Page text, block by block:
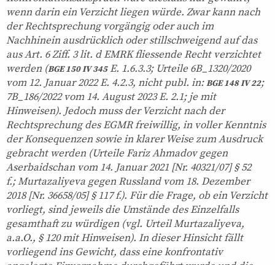
wenn darin ein Verzicht liegen würde. Zwar kann nach
der Rechtsprechung vorgängig oder auch im
Nachhinein ausdrücklich oder stillschweigend auf das
aus Art. 6 Ziff. 3 lit. d EMRK fliessende Recht verzichtet
werden (BGE 150 IV 345E. 1.6.3.3; Urteile 6B_1320/2020
vom 12. Januar 2022 E. 4.2.3, nicht publ. in:BGE 148 IV 22;
7B_186/2022 vom 14. August 2023 E. 2.1; je mit
Hinweisen). Jedoch muss der Verzicht nach der
Rechtsprechung des EGMR freiwillig, in voller Kenntnis
der Konsequenzen sowie in klarer Weise zum Ausdruck
gebracht werden (Urteile Fariz Ahmadov gegen
Aserbaidschan vom 14. Januar 2021 [Nr. 40321/07] § 52
f.; Murtazaliyeva gegen Russland vom 18. Dezember
2018 [Nr. 36658/05] § 117 f.). Für die Frage, ob ein Verzicht
vorliegt, sind jeweils die Umstände des Einzelfalls
gesamthaft zu würdigen (vgl. Urteil Murtazaliyeva,
a.a.O., § 120 mit Hinweisen). In dieser Hinsicht fällt
vorliegend ins Gewicht, dass eine konfrontativ